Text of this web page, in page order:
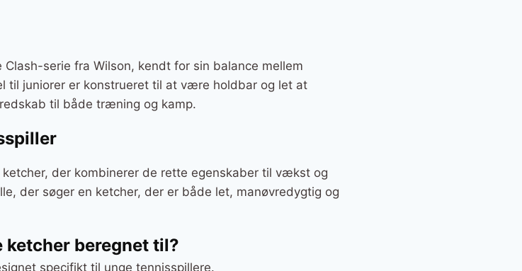
serie fra Wilson, kendt for sin balance mellem
til juniorer er konstrueret til at være holdbar og let at
til både træning og kamp.
der kombinerer de rette egenskaber til vækst og
der søger en ketcher, der er både let, manøvredygtig og
ketcher beregnet til?
specifikt til unge tennisspillere.